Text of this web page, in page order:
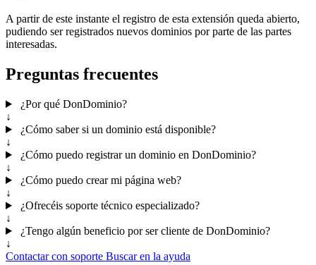
A partir de este instante el registro de esta extensión queda abierto,
pudiendo ser registrados nuevos dominios por parte de las partes
interesadas.
Preguntas frecuentes
¿Por qué DonDominio?
↓
¿Cómo saber si un dominio está disponible?
↓
¿Cómo puedo registrar un dominio en DonDominio?
↓
¿Cómo puedo crear mi página web?
↓
¿Ofrecéis soporte técnico especializado?
↓
¿Tengo algún beneficio por ser cliente de DonDominio?
↓
Contactar con soporte Buscar en la ayuda